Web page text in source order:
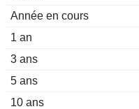
Année en cours
1 an
3 ans
5 ans
10 ans